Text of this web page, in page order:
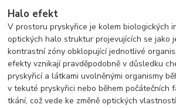
Halo efekt
V prostoru pryskyřice je kolem biologických
optických halo struktur projevujících se jako
kontrastní zóny obklopující jednotlivé
efekty vznikají pravděpodobně v důsledku
pryskyřicí a látkami uvolněnými organismy
v tekuté pryskyřici nebo během počátečních
tkání, což vede ke změně optických